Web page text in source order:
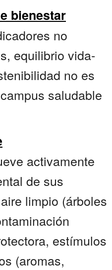
bienestar
no
equilibrio vida-
no es
saludable
activamente
de sus
limpio (árboles
estímulos
(aromas,